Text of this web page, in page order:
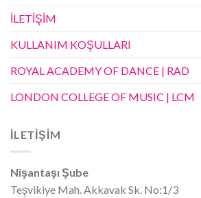
İLETİŞİM
KULLANIM KOŞULLARI
ROYAL ACADEMY OF DANCE | RAD
LONDON COLLEGE OF MUSIC | LCM
İLETİŞİM
Nişantaşı Şube
Teşvikiye Mah. Akkavak Sk. No:1/3